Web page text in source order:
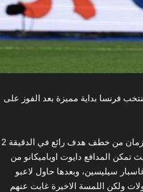
الثانية من منافسات ​بطولة أمم أوروبا 2024​، حقق منتخب ​فرنسا​ بداية مميزة بعد الفوز على
وبدأ الشوط الأول بطريقة نارية من جانب لاعبي الديوك حيث تمكن انطوان غريزمان من خطف هدف رائع في الدقيقة 2
المدافع دايوت اوباميكانو من
الهولندي غاسبار سيليسين، وبعدها حاول لاعبو
ولكن اللمسة الاخيرة غابت عنهم